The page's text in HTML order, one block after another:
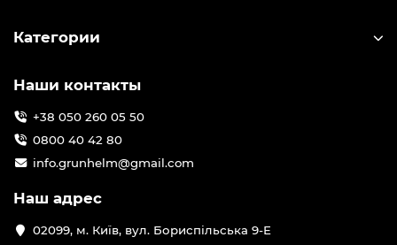
Категории
Наши контакты
+38 050 260 05 50
0800 40 42 80
info.grunhelm@gmail.com
Наш адрес
02099, м. Київ, вул. Бориспільська 9-Е